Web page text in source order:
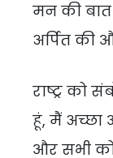
मन की बात
अर्पित की
राष्ट्र को
हूं, मैं अच्छा
और सभी